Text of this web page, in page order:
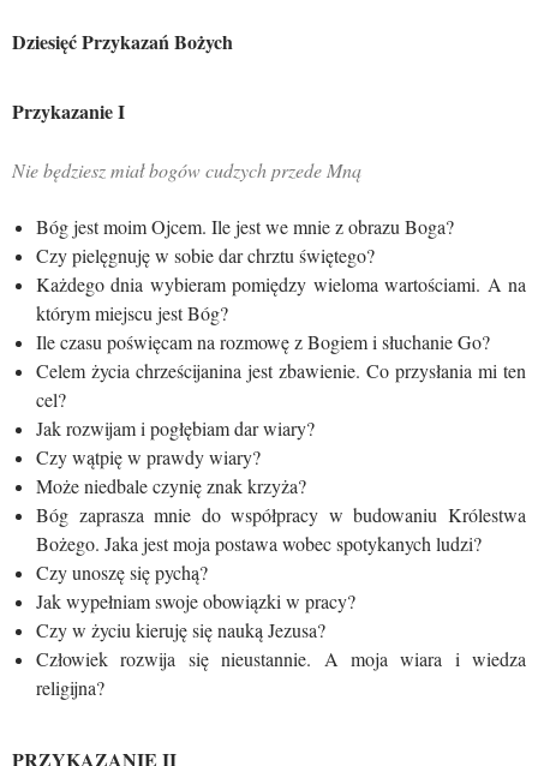
Dziesięć Przykazań Bożych
Przykazanie I
Nie będziesz miał bogów cudzych przede Mną
Bóg jest moim Ojcem. Ile jest we mnie z obrazu Boga?
Czy pielęgnuję w sobie dar chrztu świętego?
Każdego dnia wybieram pomiędzy wieloma wartościami. A na
którym miejscu jest Bóg?
Ile czasu poświęcam na rozmowę z Bogiem i słuchanie Go?
Celem życia chrześcijanina jest zbawienie. Co przysłania mi ten
cel?
Jak rozwijam i pogłębiam dar wiary?
Czy wątpię w prawdy wiary?
Może niedbale czynię znak krzyża?
Bóg zaprasza mnie do współpracy w budowaniu Królestwa
Bożego. Jaka jest moja postawa wobec spotykanych ludzi?
Czy unoszę się pychą?
Jak wypełniam swoje obowiązki w pracy?
Czy w życiu kieruję się nauką Jezusa?
Człowiek rozwija się nieustannie. A moja wiara i wiedza
religijna?
PRZYKAZANIE II